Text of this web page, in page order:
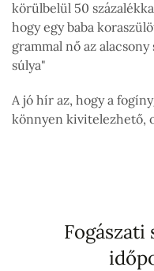
körülbelül 50
hogy egy baba
grammal nő az
súlya"
A jó hír az, hogy a
könnyen kivitelezhető,
Fogászati